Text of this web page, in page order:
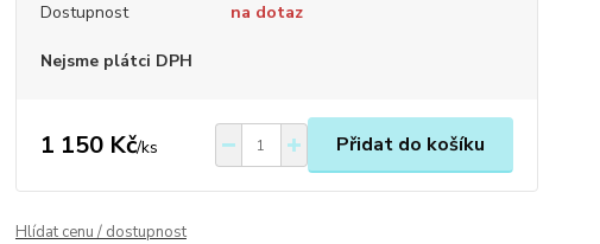
Dostupnost na dotaz
Nejsme plátci DPH
1 150 Kč/ks Přidat do košíku
Hlídat cenu / dostupnost